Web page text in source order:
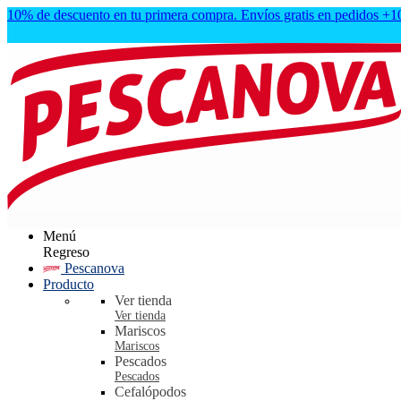
10% de descuento en tu primera compra. Envíos gratis en pedidos
Menú
Regreso
Pescanova
Producto
Ver tienda
Ver tienda
Mariscos
Mariscos
Pescados
Pescados
Cefalópodos